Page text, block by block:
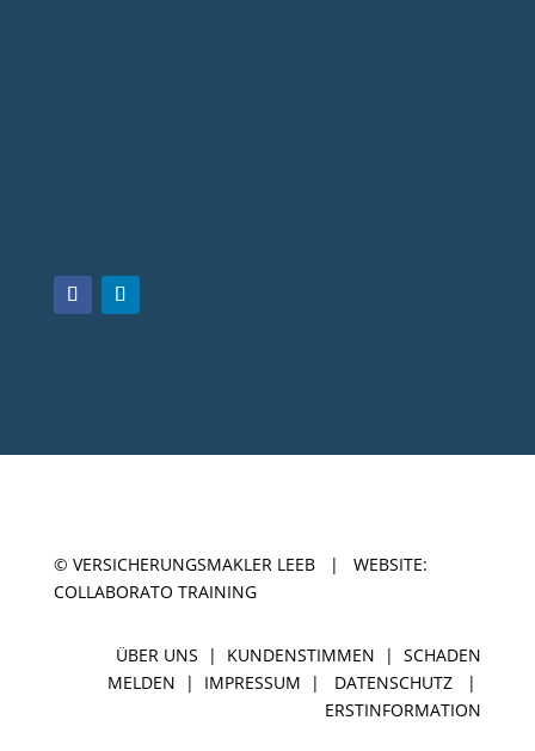
© VERSICHERUNGSMAKLER LEEB | WEBSITE:
COLLABORATO TRAINING
ÜBER UNS | KUNDENSTIMMEN |SCHADEN
MELDEN | IMPRESSUM | DATENSCHUTZ |
ERSTINFORMATION